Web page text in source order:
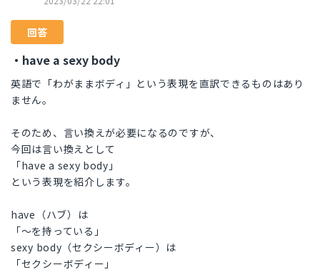
回答
・have a sexy body
英語で「わがままボディ」という表現を直訳できるものはあり
ません。
そのため、言い換えが必要になるのですが、
今回は言い換えとして
「have a sexy body」
という表現を紹介します。
have（ハブ）は
「〜を持っている」
sexy body（セクシーボディー）は
「セクシーボディー」